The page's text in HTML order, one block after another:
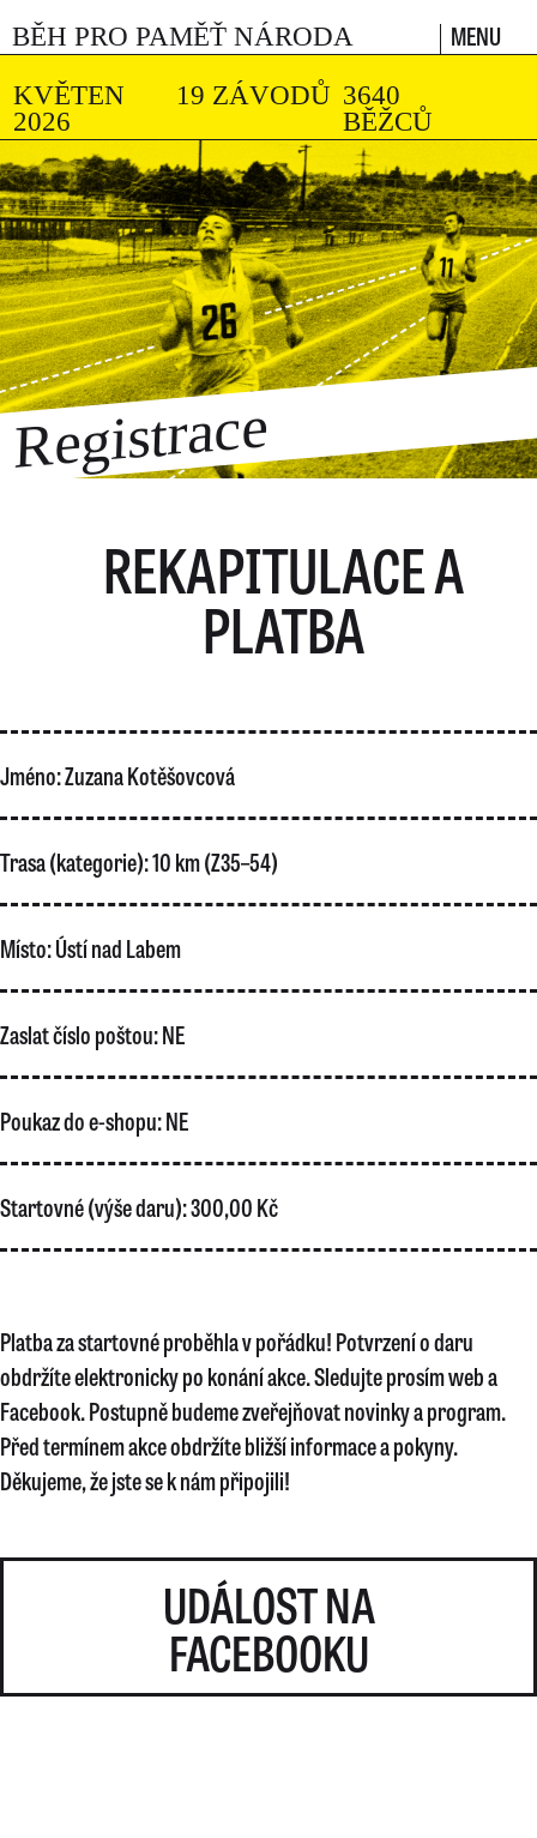
BĚH PRO PAMĚŤ NÁRODA MENU
KVĚTEN
2026
19 ZÁVODŮ 3640
BĚŽCŮ
Registrace
REKAPITULACE A
PLATBA
Jméno:Zuzana Kotěšovcová
Trasa (kategorie):10 km (Z35–54)
Místo:Ústí nad Labem
Zaslat číslo poštou:NE
Poukaz do e-shopu:NE
Startovné (výše daru):300,00 Kč
Platba za startovné proběhla v pořádku! Potvrzení o daru
obdržíte elektronicky po konání akce. Sledujte prosím web a
Facebook. Postupně budeme zveřejňovat novinky a program.
Před termínem akce obdržíte bližší informace a pokyny.
Děkujeme, že jste se k nám připojili!
UDÁLOST NA
FACEBOOKU